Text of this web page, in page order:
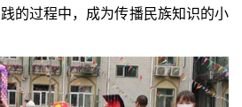
的过程中，成为传播民族知识的小